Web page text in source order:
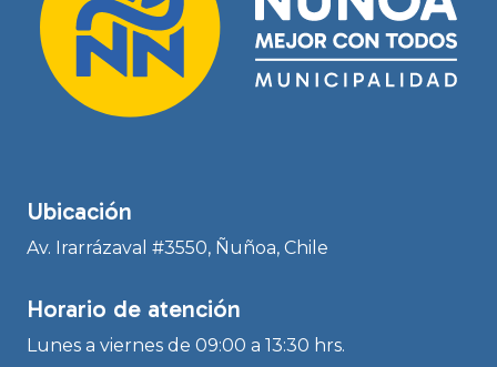
Ubicación
Av. Irarrázaval #3550, Ñuñoa, Chile
Horario de atención
Lunes a viernes de 09:00 a 13:30 hrs.